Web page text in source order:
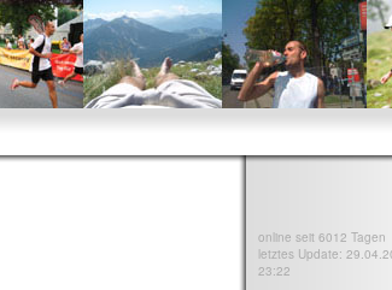
online seit 6012 Tagen
letztes Update:
23:22